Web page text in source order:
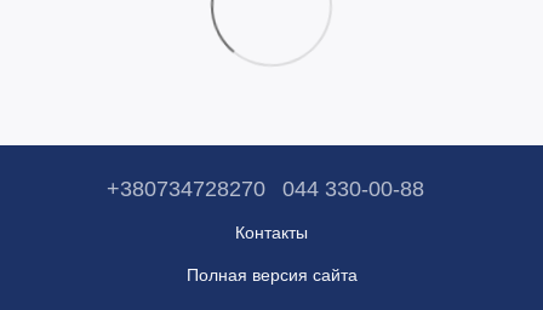
+380734728270 044 330-00-88
Контакты
Полная версия сайта